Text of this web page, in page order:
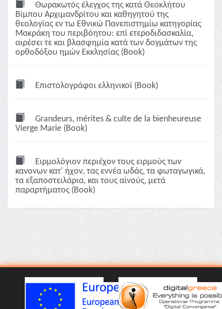
Θωρακωτός έλεγχος της κατά Θεοκλήτου
Βίμπου Αρχιμανδρίτου και καθηγητού της
θεολογίας εν τω Εθνικώ Πανεπιστημίω κατηγορίας
Μακράκη του περιβόητου: επί ετεροδιδασκαλία,
αιρέσει τε και βλασφημία κατά των δογμάτων της
ορθοδόξου ημών Εκκλησίας (Book)
Επιστολογράφοι ελληνικοί (Book)
Grandeurs, mérites & culte de la bienheureuse
Vierge Marie (Book)
Ειρμολόγιον περιέχον τους ειρμούς των
κανονων κατ' ήχον, τας εννέα ωδάς, τα φωταγωγικά,
τα εξαποστειλάρια, και τους αίνούς, μετά
παραρτήματος (Book)